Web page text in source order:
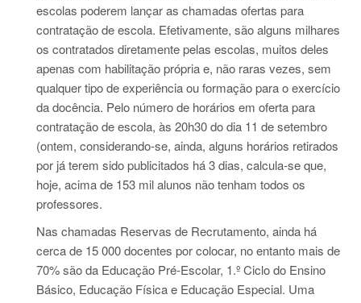
escolas poderem lançar as chamadas ofertas para
contratação de escola. Efetivamente, são alguns milhares
os contratados diretamente pelas escolas, muitos deles
apenas com habilitação própria e, não raras vezes, sem
qualquer tipo de experiência ou formação para o exercício
da docência. Pelo número de horários em oferta para
contratação de escola, às 20h30 do dia 11 de setembro
(ontem, considerando-se, ainda, alguns horários retirados
por já terem sido publicitados há 3 dias, calcula-se que,
hoje, acima de 153 mil alunos não tenham todos os
professores.
Nas chamadas Reservas de Recrutamento, ainda há
cerca de 15 000 docentes por colocar, no entanto mais de
70% são da Educação Pré-Escolar, 1.º Ciclo do Ensino
Básico, Educação Física e Educação Especial. Uma